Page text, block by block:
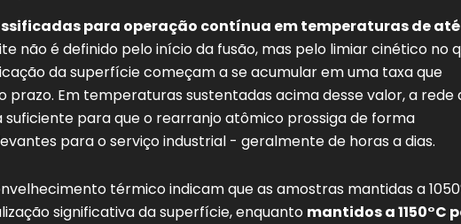
para operação contínua em temperaturas de até
não é definido pelo início da fusão, mas pelo limiar cinético no
da superfície começam a se acumular em uma taxa que
Em temperaturas sustentadas acima desse valor, a rede
para que o rearranjo atômico prossiga de forma
para o serviço industrial - geralmente de horas a dias.
térmico indicam que as amostras mantidas a
significativa da superfície, enquanto mantidos a 1150°C